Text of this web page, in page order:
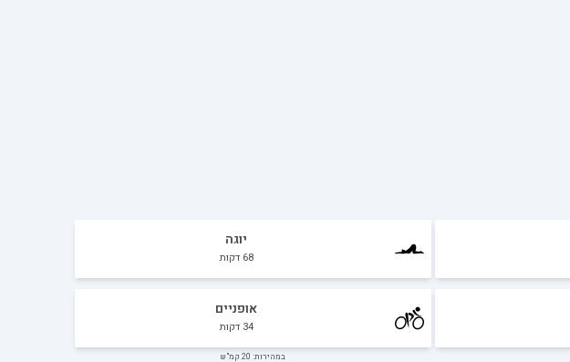
יוגה
68 דקות
אופניים
34 דקות
במהירות: 20 קמ"ש